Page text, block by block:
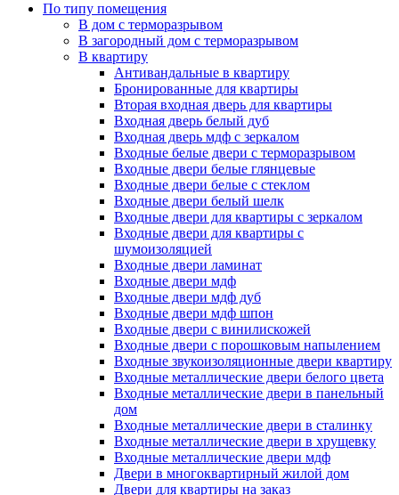
По типу помещения
В дом с терморазрывом
В загородный дом с терморазрывом
В квартиру
Антивандальные в квартиру
Бронированные для квартиры
Вторая входная дверь для квартиры
Входная дверь белый дуб
Входная дверь мдф с зеркалом
Входные белые двери с терморазрывом
Входные двери белые глянцевые
Входные двери белые с стеклом
Входные двери белый шелк
Входные двери для квартиры с зеркалом
Входные двери для квартиры с
шумоизоляцией
Входные двери ламинат
Входные двери мдф
Входные двери мдф дуб
Входные двери мдф шпон
Входные двери с винилискожей
Входные двери с порошковым напылением
Входные звукоизоляционные двери квартиру
Входные металлические двери белого цвета
Входные металлические двери в панельный
дом
Входные металлические двери в сталинку
Входные металлические двери в хрущевку
Входные металлические двери мдф
Двери в многоквартирный жилой дом
Двери для квартиры на заказ